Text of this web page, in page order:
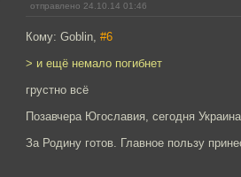
отправлено 24.10.14 01:46
Кому: Goblin, #6
> и ещё немало погибнет
грустно всё
Позавчера Югославия, сегодня
За Родину готов. Главное пользу